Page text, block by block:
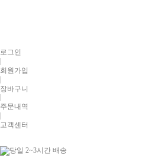
로그인
|
회원가입
|
장바구니
주문내역
고객센터